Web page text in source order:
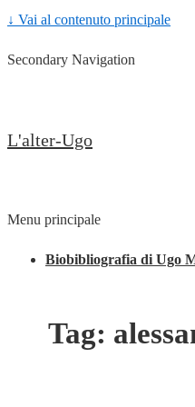
↓ Vai al contenuto principale
Secondary Navigation
L'alter-Ugo
Menu principale
Biobibliografia di Ugo
Tag: